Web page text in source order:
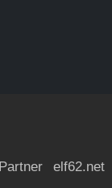
Partner elf62.net